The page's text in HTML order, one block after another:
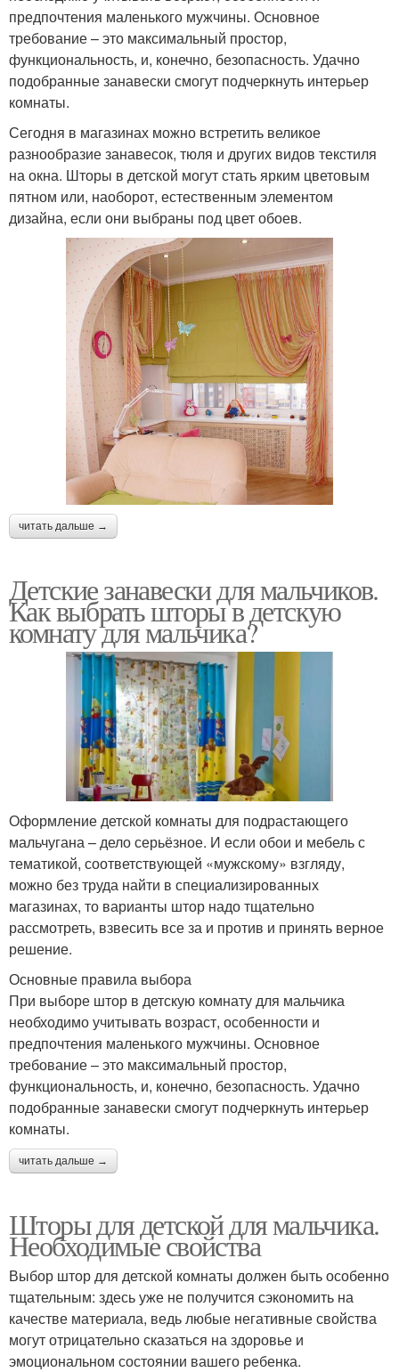
предпочтения маленького мужчины. Основное
требование – это максимальный простор,
функциональность, и, конечно, безопасность. Удачно
подобранные занавески смогут подчеркнуть интерьер
комнаты.
Сегодня в магазинах можно встретить великое
разнообразие занавесок, тюля и других видов текстиля
на окна. Шторы в детской могут стать ярким цветовым
пятном или, наоборот, естественным элементом
дизайна, если они выбраны под цвет обоев.
читать дальше →
Детские занавески для мальчиков.
Как выбрать шторы в детскую
комнату для мальчика?
Оформление детской комнаты для подрастающего
мальчугана – дело серьёзное. И если обои и мебель с
тематикой, соответствующей «мужскому» взгляду,
можно без труда найти в специализированных
магазинах, то варианты штор надо тщательно
рассмотреть, взвесить все за и против и принять верное
решение.
Основные правила выбора
При выборе штор в детскую комнату для мальчика
необходимо учитывать возраст, особенности и
предпочтения маленького мужчины. Основное
требование – это максимальный простор,
функциональность, и, конечно, безопасность. Удачно
подобранные занавески смогут подчеркнуть интерьер
комнаты.
читать дальше →
Шторы для детской для мальчика.
Необходимые свойства
Выбор штор для детской комнаты должен быть особенно
тщательным: здесь уже не получится сэкономить на
качестве материала, ведь любые негативные свойства
могут отрицательно сказаться на здоровье и
эмоциональном состоянии вашего ребенка.